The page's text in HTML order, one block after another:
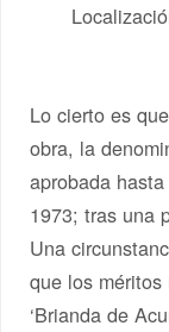
Lo cierto es
obra, la
aprobada
1973; tras una
Una
que los
‘Brianda de